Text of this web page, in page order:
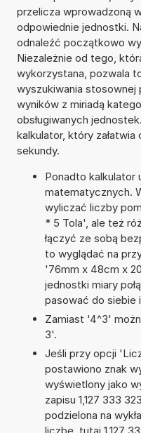
przelicza wprowadzoną
odpowiednie jednostki.
odnaleźć początkowo
Niezależnie od tego,
wykorzystana, pozwala
wyszukiwania stosownej
wyników z miriadą
obsługiwanych
kalkulator, który załatwia
sekundy.
Ponadto kalkulator
matematycznych.
wyliczać liczby
* 5 Tola', ale też
łączyć ze sobą
to wyglądać na
'76mm x 48cm x
jednostki miary
pasować do siebie
Zamiast '4^3'
3'.
Jeśli przy opcji
postawiono znak
wyświetlony jako
zapisu 1,127 333
podzielona na
liczbę, tutaj 1,127